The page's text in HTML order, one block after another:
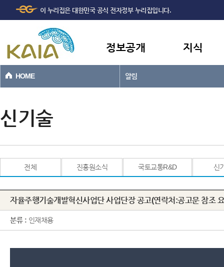
본문바로가기
이 누리집은 대한민국 공식 전자정부 누리집입니다.
정보공개 지식
HOME 알림
신기술
전체 진흥원소식 국토교통R&D 신
자율주행기술개발혁신사업단 사업단장 공고(연락처:공고문 참조
분류 : 인재채용